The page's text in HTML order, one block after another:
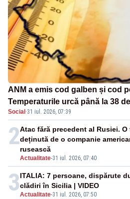
ANM a emis cod galben și cod
Temperaturile urcă până la 38
devin tropicale
Social ·31 iul. 2026, 07:39
2
Actualitate-31 iul. 2026, 07:40
Atac fără precedent al Rusiei.
deținută de o companie
rusească
3Actualitate-31 iul. 2026, 07:50
ITALIA: 7 persoane, dispărute
clădiri în Sicilia | VIDEO